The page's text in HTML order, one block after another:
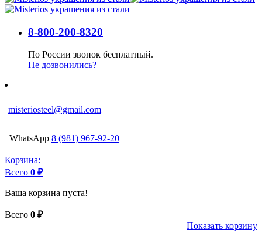
8-800-200-8320
По России звонок бесплатный.
Не дозвонились?
misteriosteel@gmail.com
WhatsApp 8 (981) 967-92-20
Корзина:
Всего 0 ₽
Ваша корзина пуста!
Всего 0 ₽
Показать корзину